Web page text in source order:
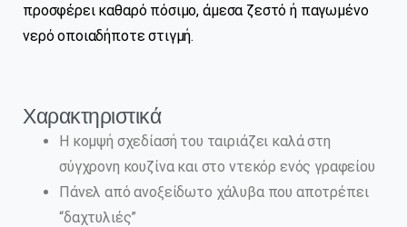
προσφέρει καθαρό πόσιμο, άμεσα ζεστό ή παγωμένο
νερό οποιαδήποτε στιγμή.
Χαρακτηριστικά
Η κομψή σχεδίασή του ταιριάζει καλά στη
σύγχρονη κουζίνα και στο ντεκόρ ενός γραφείου
Πάνελ από ανοξείδωτο χάλυβα που αποτρέπει
“δαχτυλιές”